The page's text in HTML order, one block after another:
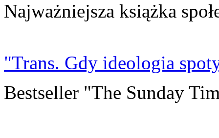
Najważniejsza książka
"Trans. Gdy ideologia
Bestseller "The Sunday